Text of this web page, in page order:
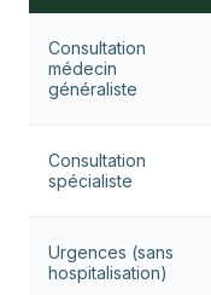
Consultation
médecin
généraliste
Consultation
spécialiste
Urgences (sans
hospitalisation)